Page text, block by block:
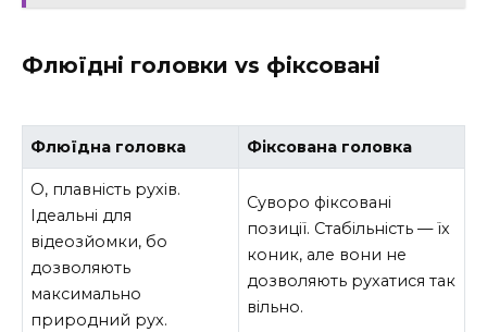
Флюїдні головки vs фіксовані
Флюїдна головка Фіксована головка
О, плавність рухів.
Ідеальні для
відеозйомки, бо
дозволяють
максимально
природний рух.
Суворо фіксовані
позиції. Стабільність — їх
коник, але вони не
дозволяють рухатися так
вільно.